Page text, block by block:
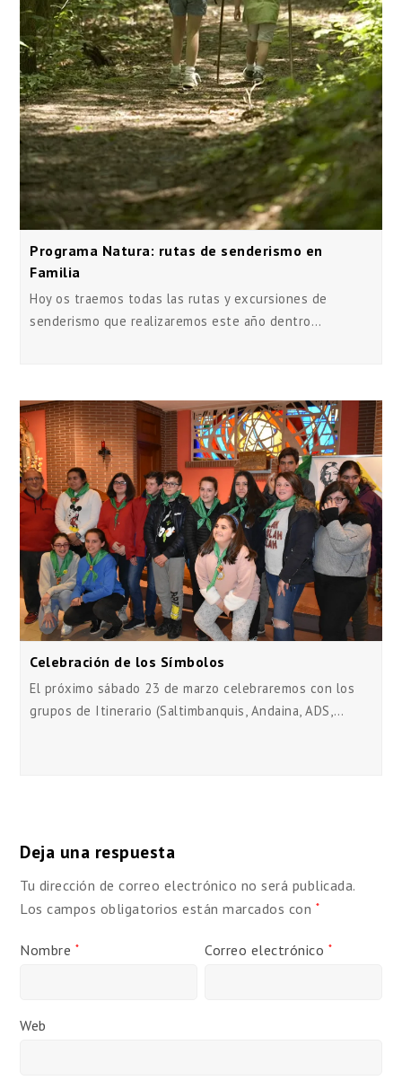
Programa Natura: rutas de senderismo en
Familia
Hoy os traemos todas las rutas y excursiones de
senderismo que realizaremos este año dentro…
Celebración de los Símbolos
El próximo sábado 23 de marzo celebraremos con los
grupos de Itinerario (Saltimbanquis, Andaina, ADS,…
Deja una respuesta
Tu dirección de correo electrónico no será publicada.
Los campos obligatorios están marcados con *
Nombre * Correo electrónico *
Web